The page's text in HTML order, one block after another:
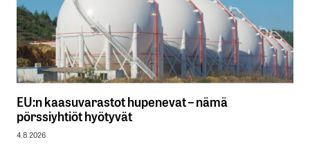
EU:n kaasuvarastot hupenevat – nämä
pörssiyhtiöt hyötyvät
4.8.2026